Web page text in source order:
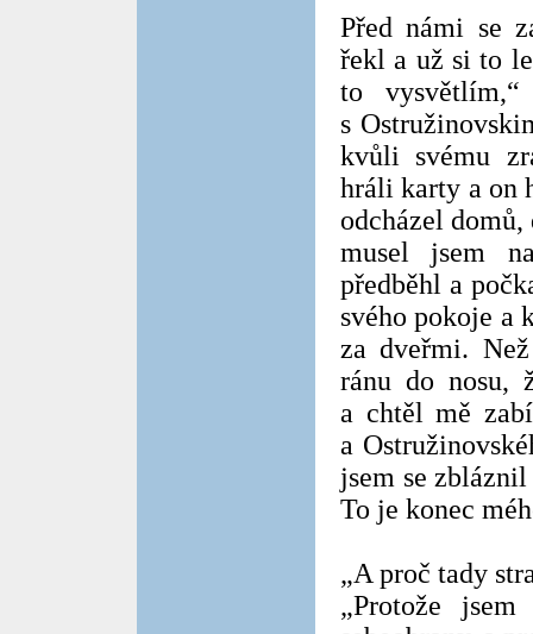
Před námi se
řekl a už si to
to
s
kvůli svému
hráli karty a on
odcházel
musel jsem
předběhl a
svého pokoje a
za dveřmi.
ránu do nosu,
a chtěl mě
a
jsem se
To je konec
„A proč tady
„Protože